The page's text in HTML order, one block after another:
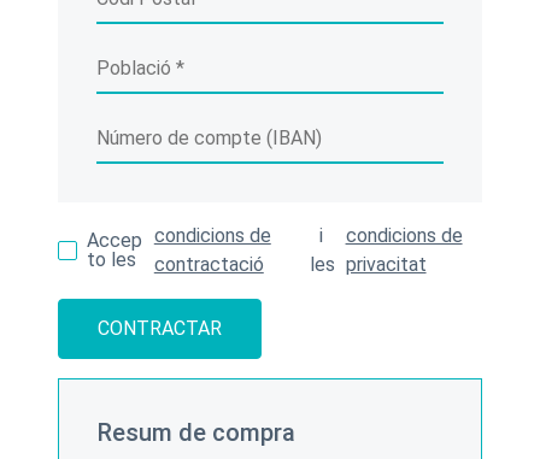
Accep
to les
condicions de
contractació
i
les
condicions de
privacitat
CONTRACTAR
Resum de compra